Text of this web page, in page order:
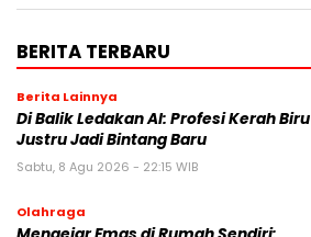
BERITA TERBARU
Berita Lainnya
Di Balik Ledakan AI: Profesi Kerah Biru
Justru Jadi Bintang Baru
Sabtu, 8 Agu 2026 - 22:15 WIB
Olahraga